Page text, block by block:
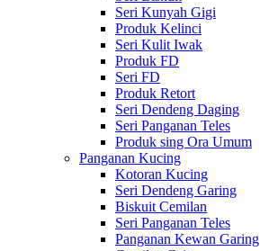
Seri Kunyah Gigi
Produk Kelinci
Seri Kulit Iwak
Produk FD
Seri FD
Produk Retort
Seri Dendeng Daging
Seri Panganan Teles
Produk sing Ora Umum
Panganan Kucing
Kotoran Kucing
Seri Dendeng Garing
Biskuit Cemilan
Seri Panganan Teles
Panganan Kewan Garing